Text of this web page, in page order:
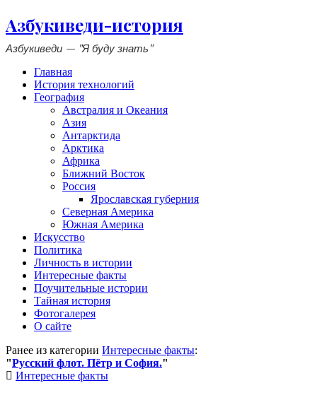
Азбукиведи-история
Азбукиведи — "Я буду знать"
Главная
История технологий
География
Австралия и Океания
Азия
Антарктида
Арктика
Африка
Ближний Восток
Россия
Ярославская губерния
Северная Америка
Южная Америка
Искусство
Политика
Личность в истории
Интересные факты
Поучительные истории
Тайная история
Фотогалерея
О сайте
Ранее из категории Интересные факты:
"Русский флот. Пётр и София."
Posted
Интересные факты